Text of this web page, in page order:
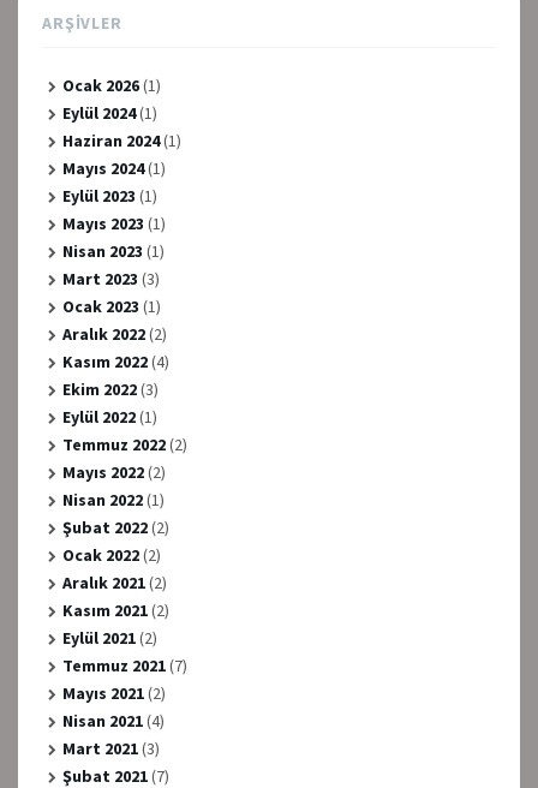
ARŞIVLER
Ocak 2026(1)
Eylül 2024(1)
Haziran 2024(1)
Mayıs 2024(1)
Eylül 2023 (1)
Mayıs 2023 (1)
Nisan 2023 (1)
Mart 2023 (3)
Ocak 2023 (1)
Aralık 2022(2)
Kasım 2022(4)
Ekim 2022(3)
Eylül 2022(1)
Temmuz 2022(2)
Mayıs 2022(2)
Nisan 2022(1)
Şubat 2022(2)
Ocak 2022(2)
Aralık 2021(2)
Kasım 2021(2)
Eylül 2021(2)
Temmuz 2021(7)
Mayıs 2021(2)
Nisan 2021(4)
Mart 2021(3)
Şubat 2021(7)